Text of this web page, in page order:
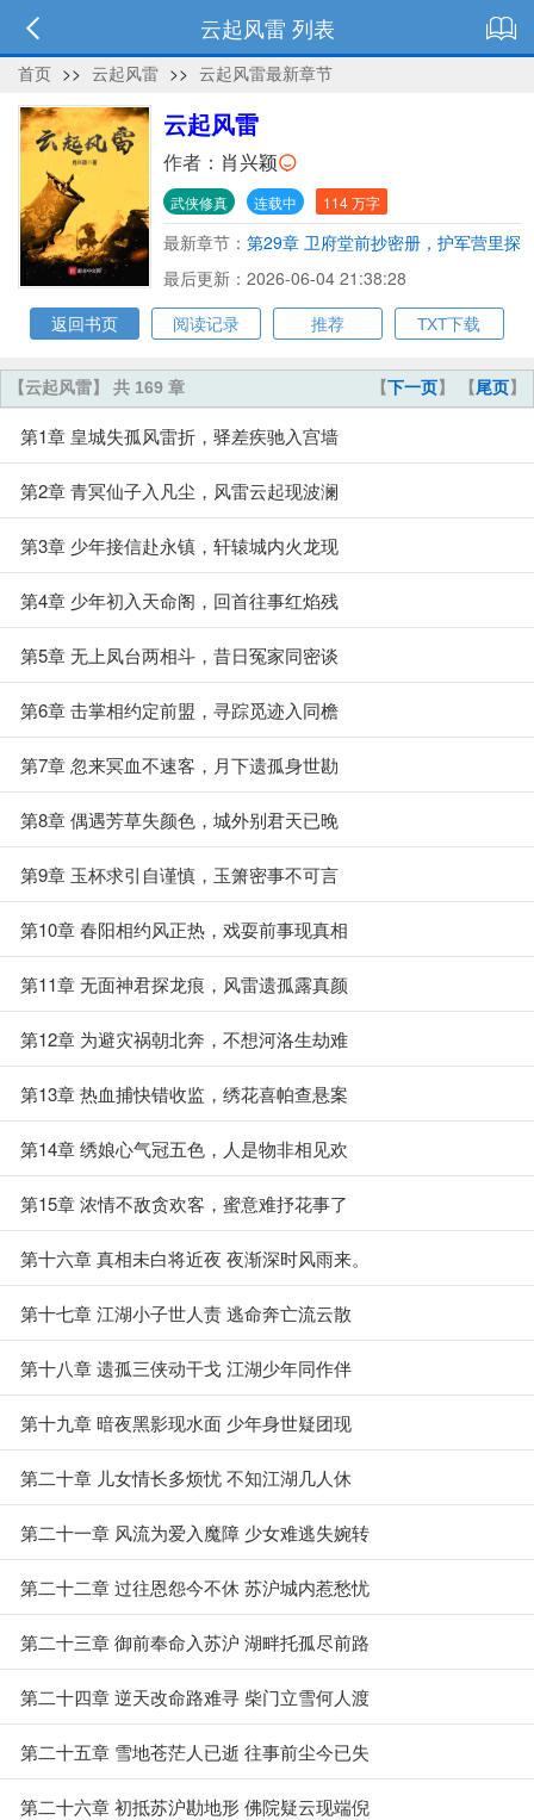
云起风雷 列表
首页 >> 云起风雷 >> 云起风雷最新章节
云起风雷
作者： 肖兴颖
武侠修真 连载中 114 万字
最新章节： 第29章 卫府堂前抄密册，护军营里探
隐情
最后更新：2026-06-04 21:38:28
返回书页
阅读记录 推荐 TXT下载
【下一页】 【尾页】
【云起风雷】 共 169 章
第1章 皇城失孤风雷折，驿差疾驰入宫墙
第2章 青冥仙子入凡尘，风雷云起现波澜
第3章 少年接信赴永镇，轩辕城内火龙现
第4章 少年初入天命阁，回首往事红焰残
第5章 无上凤台两相斗，昔日冤家同密谈
第6章 击掌相约定前盟，寻踪觅迹入同檐
第7章 忽来冥血不速客，月下遗孤身世勘
第8章 偶遇芳草失颜色，城外别君天已晚
第9章 玉杯求引自谨慎，玉箫密事不可言
第10章 春阳相约风正热，戏耍前事现真相
第11章 无面神君探龙痕，风雷遗孤露真颜
第12章 为避灾祸朝北奔，不想河洛生劫难
第13章 热血捕快错收监，绣花喜帕查悬案
第14章 绣娘心气冠五色，人是物非相见欢
第15章 浓情不敌贪欢客，蜜意难抒花事了
第十六章 真相未白将近夜 夜渐深时风雨来。
第十七章 江湖小子世人责 逃命奔亡流云散
第十八章 遗孤三侠动干戈 江湖少年同作伴
第十九章 暗夜黑影现水面 少年身世疑团现
第二十章 儿女情长多烦忧 不知江湖几人休
第二十一章 风流为爱入魔障 少女难逃失婉转
第二十二章 过往恩怨今不休 苏沪城内惹愁忧
第二十三章 御前奉命入苏沪 湖畔托孤尽前路
第二十四章 逆天改命路难寻 柴门立雪何人渡
第二十五章 雪地苍茫人已逝 往事前尘今已失
第二十六章 初抵苏沪勘地形 佛院疑云现端倪